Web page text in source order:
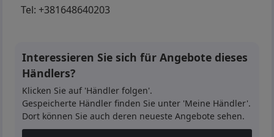
Tel: +381648640203
Interessieren Sie sich für Angebote dieses
Händlers?
Klicken Sie auf 'Händler folgen'.
Gespeicherte Händler finden Sie unter 'Meine Händler'.
Dort können Sie auch deren neueste Angebote sehen.